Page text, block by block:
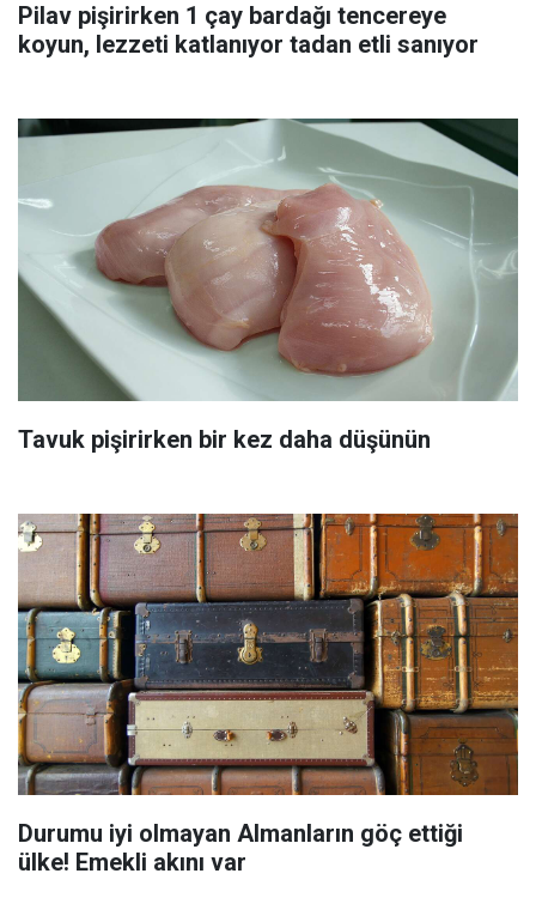
Pilav pişirirken 1 çay bardağı tencereye
koyun, lezzeti katlanıyor tadan etli sanıyor
Tavuk pişirirken bir kez daha düşünün
Durumu iyi olmayan Almanların göç ettiği
ülke! Emekli akını var